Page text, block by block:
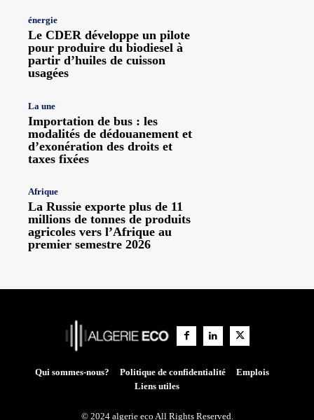
énergie
Le CDER développe un pilote
pour produire du biodiesel à
partir d’huiles de cuisson
usagées
La une
Importation de bus : les
modalités de dédouanement et
d’exonération des droits et
taxes fixées
Afrique
La Russie exporte plus de 11
millions de tonnes de produits
agricoles vers l’Afrique au
premier semestre 2026
Qui sommes-nous? Politique de confidentialité
Emplois
Liens utiles
© 2024 algerie eco All Rights Reserved.